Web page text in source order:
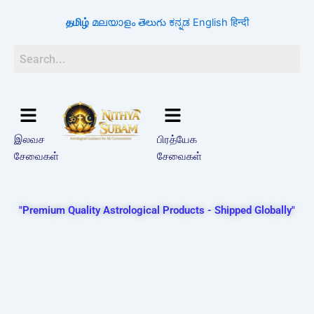
தமிழ் മലയാളം తెలుగు ಕನ್ನಡ English हिन्दी
இலவச
சேவைகள்
பிரத்யேக
சேவைகள்
"Premium Quality Astrological Products - Shipped Globally"